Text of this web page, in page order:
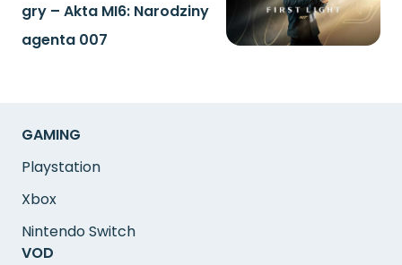
gry – Akta MI6: Narodziny
agenta 007
GAMING
Playstation
Xbox
Nintendo Switch
VOD